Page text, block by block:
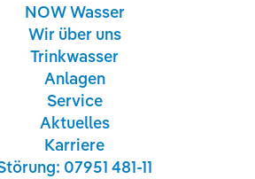
NOW Wasser
Wir über uns
Trinkwasser
Anlagen
Service
Aktuelles
Karriere
07951 481-11